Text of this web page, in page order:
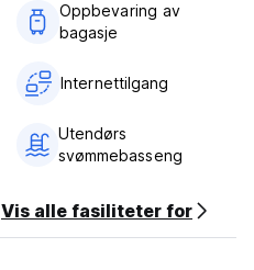
Oppbevaring av
bagasje
Internettilgang
Utendørs
svømmebasseng
Vis alle fasiliteter for